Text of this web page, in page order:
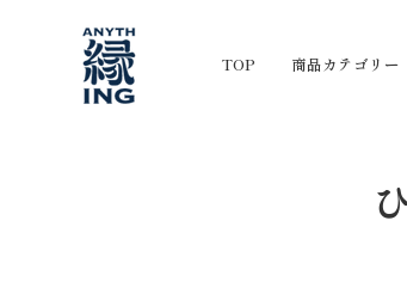
TOP 商品カテゴリー